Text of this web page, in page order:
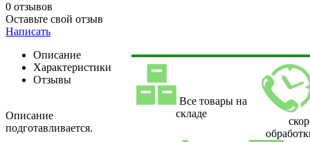
0 отзывов
Оставьте свой отзыв
Написать
Описание
Характеристики
Отзывы
Описание
подготавливается.
Все товары на
складе